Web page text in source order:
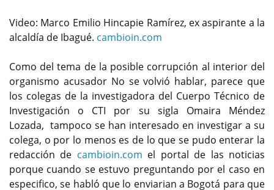
Video: Marco Emilio Hincapie Ramírez, ex aspirante a la
alcaldía de Ibagué. cambioin.com
Como del tema de la posible corrupción al interior del
organismo acusador No se volvió hablar, parece que
los colegas de la investigadora del Cuerpo Técnico de
Investigación o CTI por su sigla Omaira Méndez
Lozada, tampoco se han interesado en investigar a su
colega, o por lo menos es de lo que se pudo enterar la
redacción de cambioin.com el portal de las noticias
porque cuando se estuvo preguntando por el caso en
especifico, se habló que lo enviarian a Bogotá para que